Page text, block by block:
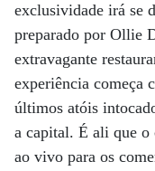
exclusividade irá se
preparado por Ollie
extravagante
experiência começa
últimos atóis
a capital. É ali que o
ao vivo para os